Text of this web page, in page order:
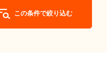
この条件で絞り込む